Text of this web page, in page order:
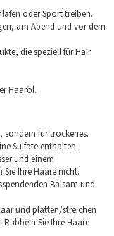
oder Sport treiben.
am Abend und vor dem
die speziell für Hair
Haaröl.
sondern für trockenes.
Sulfate enthalten.
und einem
Ihre Haare nicht.
Balsam und
und plätten/streichen
Sie Ihre Haare